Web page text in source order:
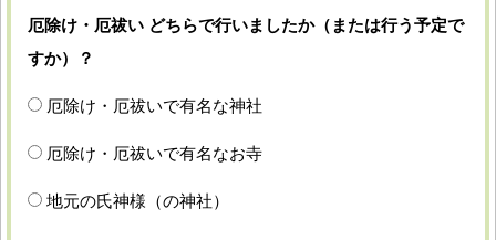
厄除け・厄祓い どちらで行いましたか（または行う予定で
すか）？
厄除け・厄祓いで有名な神社
厄除け・厄祓いで有名なお寺
地元の氏神様（の神社）